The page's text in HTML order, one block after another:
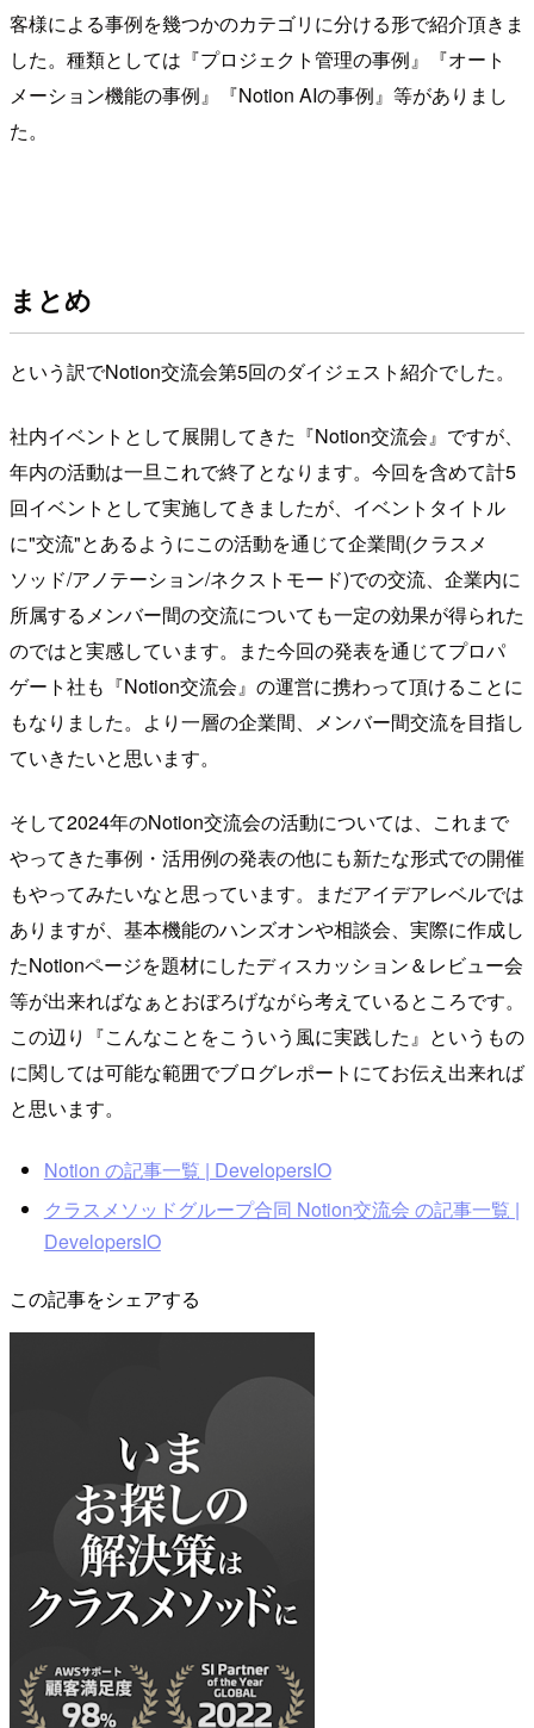
客様による事例を幾つかのカテゴリに分ける形で紹介頂きま
した。種類としては『プロジェクト管理の事例』『オート
メーション機能の事例』『Notion AIの事例』等がありまし
た。
まとめ
という訳でNotion交流会第5回のダイジェスト紹介でした。
社内イベントとして展開してきた『Notion交流会』ですが、
年内の活動は一旦これで終了となります。今回を含めて計5
回イベントとして実施してきましたが、イベントタイトル
に"交流"とあるようにこの活動を通じて企業間(クラスメ
ソッド/アノテーション/ネクストモード)での交流、企業内に
所属するメンバー間の交流についても一定の効果が得られた
のではと実感しています。また今回の発表を通じてプロパ
ゲート社も『Notion交流会』の運営に携わって頂けることに
もなりました。より一層の企業間、メンバー間交流を目指し
ていきたいと思います。
そして2024年のNotion交流会の活動については、これまで
やってきた事例・活用例の発表の他にも新たな形式での開催
もやってみたいなと思っています。まだアイデアレベルでは
ありますが、基本機能のハンズオンや相談会、実際に作成し
たNotionページを題材にしたディスカッション＆レビュー会
等が出来ればなぁとおぼろげながら考えているところです。
この辺り『こんなことをこういう風に実践した』というもの
に関しては可能な範囲でブログレポートにてお伝え出来れば
と思います。
Notion の記事一覧 | DevelopersIO
クラスメソッドグループ合同 Notion交流会 の記事一覧 |
DevelopersIO
この記事をシェアする